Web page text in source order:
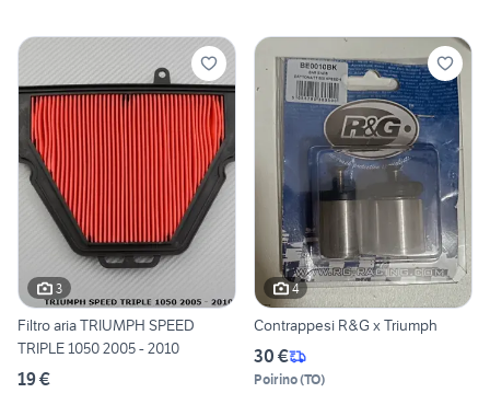
3
Filtro aria TRIUMPH SPEED
TRIPLE 1050 2005 - 2010
19 €
4
Contrappesi R&G x Triumph
30 €
Poirino(TO)